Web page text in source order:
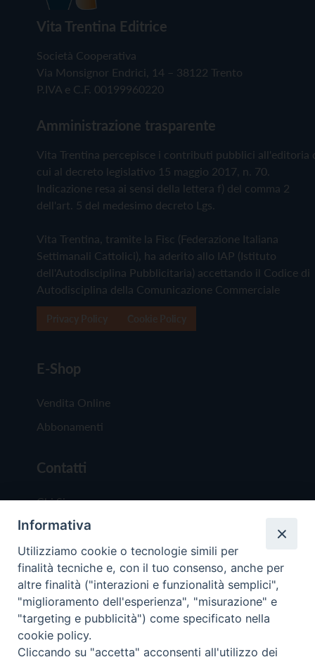
Vita Trentina Editrice
Società Cooperativa
Via Monsignor Endrici, 14 – 38122 Trento
P.IVA e C.F. 00199960220
Amministrazione trasparente
Vita Trentina percepisce i contributi pubblici all'editoria
cui al decreto legislativo 15 maggio 2017, n. 70.
Indicazione resa ai sensi della lettera f) del comma 2
dell'art. 5 del medesimo decreto Lgs.
Vita Trentina, tramite la Fisc (Federazione Italiana
Settimanali Cattolici), ha aderito allo IAP (Istituto
dell'Autodisciplina Pubblicitaria) accettando il Codice di
Autodisciplina della Comunicazione Commerciale
E-Shop
Vendita Online
Abbonamenti
Contatti
Chi Siamo
Redazione
Scrivici
Copyright © 2019 - Tutti i diritti riservati - Vita
Informativa
Utilizziamo cookie o tecnologie simili per
finalità tecniche e, con il tuo consenso, anche per
altre finalità ("interazioni e funzionalità semplici",
"miglioramento dell'esperienza", "misurazione" e
"targeting e pubblicità") come specificato nella
cookie policy.
Cliccando su "accetta" acconsenti all'utilizzo dei